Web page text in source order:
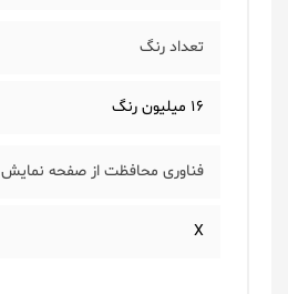
تعداد رنگ
16 میلیون رنگ
فناوری محافظت از صفحه نمایش
X